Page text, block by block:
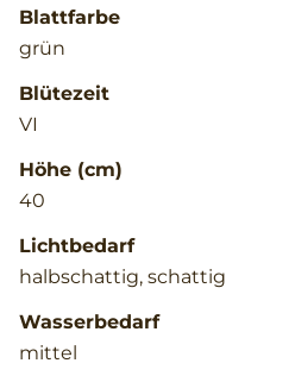
Blattfarbe
grün
Blütezeit
VI
Höhe (cm)
40
Lichtbedarf
halbschattig, schattig
Wasserbedarf
mittel